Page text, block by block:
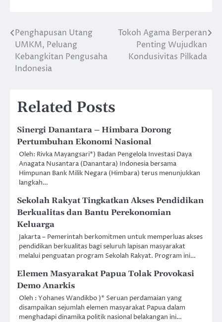
Post
navigation
Penghapusan Utang
UMKM, Peluang
Kebangkitan Pengusaha
Indonesia
Tokoh Agama Berperan
Penting Wujudkan
Kondusivitas Pilkada
Related Posts
Sinergi Danantara – Himbara Dorong
Pertumbuhan Ekonomi Nasional
Oleh: Rivka Mayangsari*) Badan Pengelola Investasi Daya
Anagata Nusantara (Danantara) Indonesia bersama
Himpunan Bank Milik Negara (Himbara) terus menunjukkan
langkah…
Sekolah Rakyat Tingkatkan Akses Pendidikan
Berkualitas dan Bantu Perekonomian
Keluarga
Jakarta – Pemerintah berkomitmen untuk memperluas akses
pendidikan berkualitas bagi seluruh lapisan masyarakat
melalui penguatan program Sekolah Rakyat. Program ini…
Elemen Masyarakat Papua Tolak Provokasi
Demo Anarkis
Oleh : Yohanes Wandikbo )* Seruan perdamaian yang
disampaikan sejumlah elemen masyarakat Papua dalam
menghadapi dinamika politik nasional belakangan ini…